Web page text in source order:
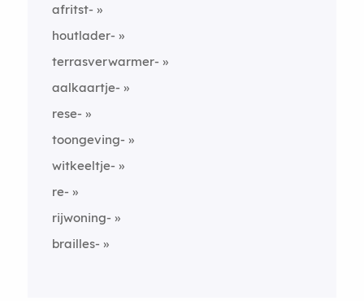
afritst-
houtlader-
terrasverwarmer-
aalkaartje-
rese-
toongeving-
witkeeltje-
re-
rijwoning-
brailles-